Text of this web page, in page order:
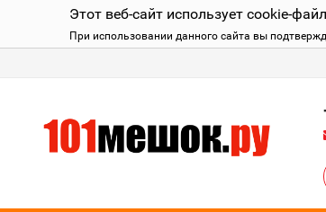
Этот веб-сайт использует cookie-
При использовании данного сайта вы